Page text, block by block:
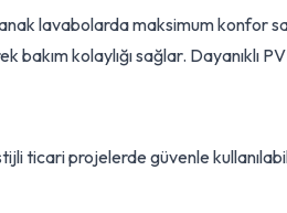
lavabolarda maksimum konfor
bakım kolaylığı sağlar.
ticari projelerde güvenle